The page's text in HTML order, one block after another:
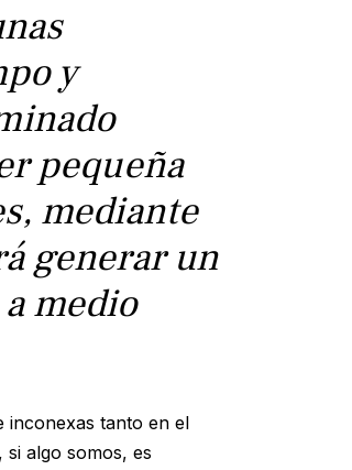
y
pequeña
mediante
generar un
medio
inconexas tanto en el
algo somos, es